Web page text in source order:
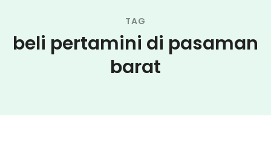
TAG
beli pertamini di pasaman
barat